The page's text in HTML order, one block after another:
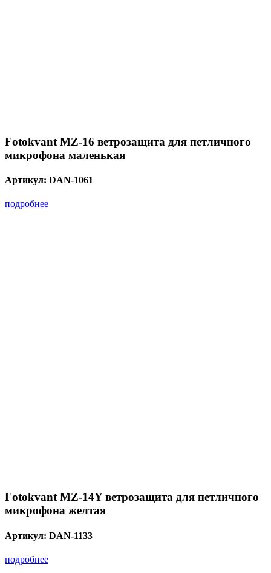
Fotokvant MZ-16 ветрозащита для петличного
микрофона маленькая
Артикул: DAN-1061
подробнее
Fotokvant MZ-14Y ветрозащита для петличного
микрофона желтая
Артикул: DAN-1133
подробнее